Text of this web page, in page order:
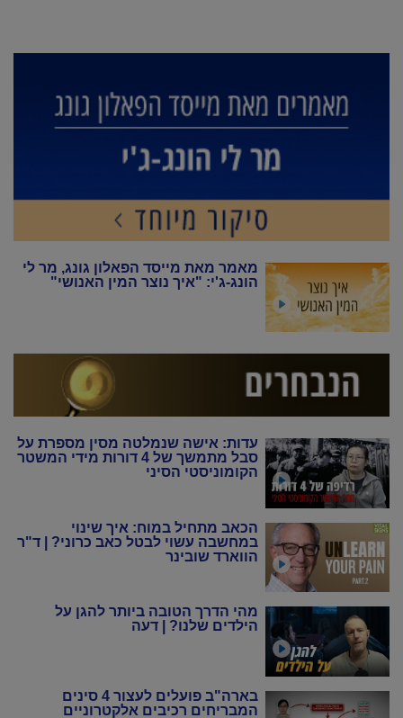
מאמר מאת מייסד הפאלון גונג, מר לי
הונג-ג'י: "איך נוצר המין האנושי"
עדות: אישה שנמלטה מסין מספרת על
סבל מתמשך של 4 דורות מידי המשטר
הקומוניסטי הסיני
הכאב מתחיל במוח: איך שינוי
במחשבה עשוי לבטל כאב כרוני? | ד"ר
הווארד שובינר
מהי הדרך הטובה ביותר להגן על
הילדים שלנו? | דעה
בארה"ב פועלים לעצור 4 סינים
המבריחים רכיבים אלקטרוניים